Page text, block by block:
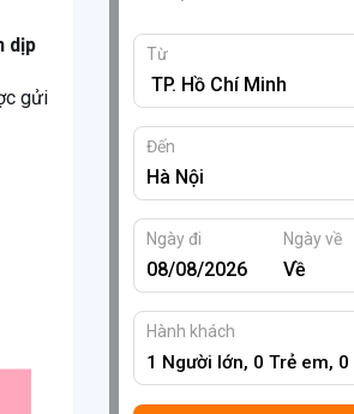
dịp
gửi
Từ
Đến
Ngày đi Ngày về
Hành khách
1 Người lớn, 0 Trẻ em, 0